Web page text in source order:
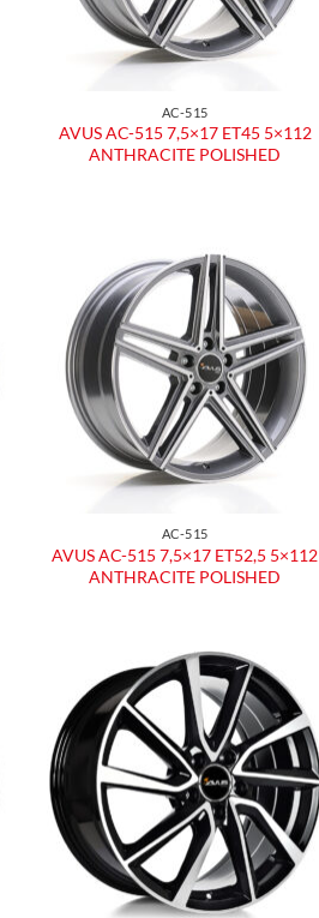
AC-515
AVUS AC-515 7,5×17 ET45 5×112
ANTHRACITE POLISHED
Aggiungi
alla lista
dei
desideri
AC-515
AVUS AC-515 7,5×17 ET52,5 5×112
ANTHRACITE POLISHED
Aggiungi
alla lista
dei
desideri